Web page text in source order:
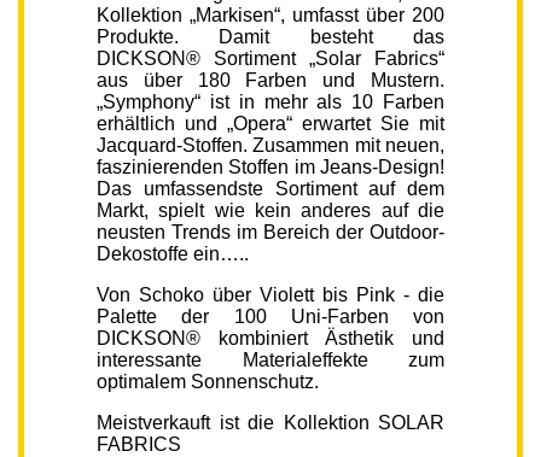
Kollektion „Markisen“, umfasst über 200
Produkte. Damit besteht das
DICKSON® Sortiment „Solar Fabrics“
aus über 180 Farben und Mustern.
„Symphony“ ist in mehr als 10 Farben
erhältlich und „Opera“ erwartet Sie mit
Jacquard-Stoffen. Zusammen mit neuen,
faszinierenden Stoffen im Jeans-Design!
Das umfassendste Sortiment auf dem
Markt, spielt wie kein anderes auf die
neusten Trends im Bereich der Outdoor-
Dekostoffe ein…..
Von Schoko über Violett bis Pink - die
Palette der 100 Uni-Farben von
DICKSON® kombiniert Ästhetik und
interessante Materialeffekte zum
optimalem Sonnenschutz.
Meistverkauft ist die Kollektion SOLAR
FABRICS